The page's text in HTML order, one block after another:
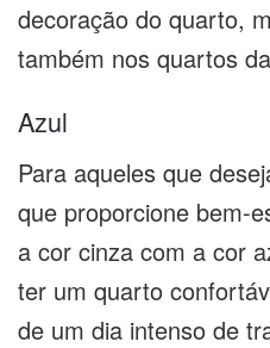
decoração do quarto,
também nos quartos
Azul
Para aqueles que
que proporcione bem-
a cor cinza com a cor
ter um quarto
de um dia intenso de